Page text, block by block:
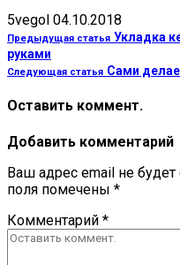
5vegol 04.10.2018
Предыдущая статья Укладка
руками
Следующая статья Сами
Оставить коммент.
Добавить комментарий
Ваш адрес email не будет
поля помечены *
Комментарий *